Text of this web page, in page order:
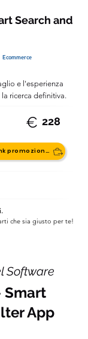
Search and
Ecommerce
e l'esperienza
ricerca definitiva.
€ 228
Acquista con il nostro link promozionale
che sia giusto per te!
Software
Smart
App